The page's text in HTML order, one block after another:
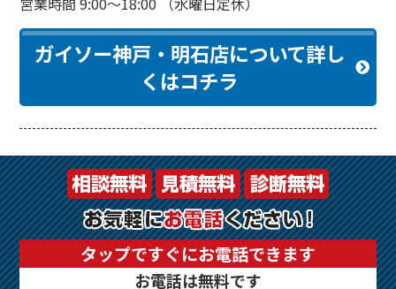
ガイソー神戸・明石店について詳し
くはコチラ
タップですぐにお電話できます
お電話は無料です